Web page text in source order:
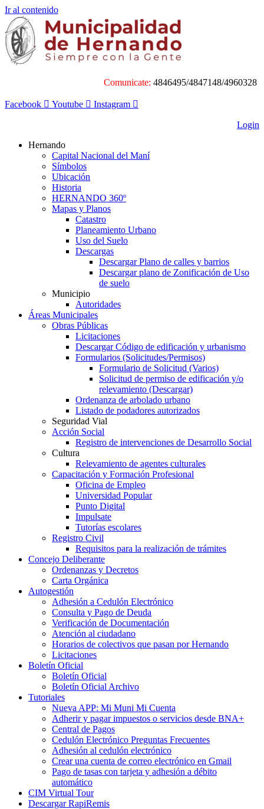
Ir al contenido
Comunicate: 4846495/4847148/4960328
Facebook Youtube Instagram
Login
Hernando
Capital Nacional del Maní
Símbolos
Ubicación
Historia
HERNANDO 360º
Mapas y Planos
Catastro
Planeamiento Urbano
Uso del Suelo
Descargas
Descargar Plano de calles y barrios
Descargar plano de Zonificación de Uso
de suelo
Municipio
Autoridades
Áreas Municipales
Obras Públicas
Licitaciones
Descargar Código de edificación y urbanismo
Formularios (Solicitudes/Permisos)
Formulario de Solicitud (Varios)
Solicitud de permiso de edificación y/o
relevamiento (Descargar)
Ordenanza de arbolado urbano
Listado de podadores autorizados
Seguridad Vial
Acción Social
Registro de intervenciones de Desarrollo Social
Cultura
Relevamiento de agentes culturales
Capacitación y Formación Profesional
Oficina de Empleo
Universidad Popular
Punto Digital
Impulsate
Tutorías escolares
Registro Civil
Requisitos para la realización de trámites
Concejo Deliberante
Ordenanzas y Decretos
Carta Orgánica
Autogestión
Adhesión a Cedulón Electrónico
Consulta y Pago de Deuda
Verificación de Documentación
Atención al ciudadano
Horarios de colectivos que pasan por Hernando
Licitaciones
Boletín Oficial
Boletín Oficial
Boletín Oficial Archivo
Tutoriales
Nueva APP: Mi Muni Mi Cuenta
Adherir y pagar impuestos o servicios desde BNA+
Central de Pagos
Cedulón Electrónico Preguntas Frecuentes
Adhesión al cedulón electrónico
Crear una cuenta de correo electrónico en Gmail
Pago de tasas con tarjeta y adhesión a débito
automático
CIM Virtual Tour
Descargar RapiRemis